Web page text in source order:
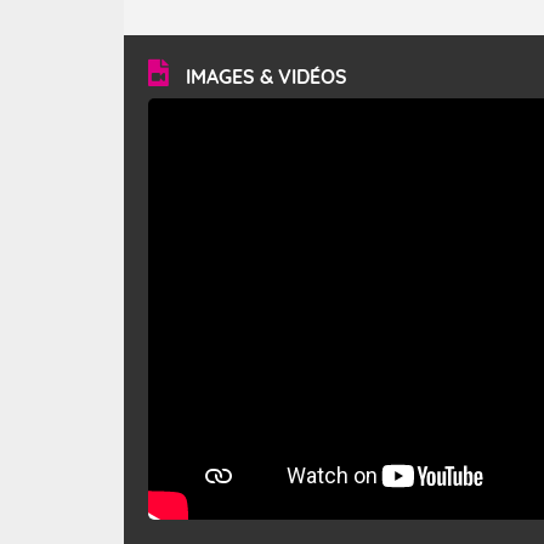
vitesse moyenne de 50 km/h et atteindre 80 à 100 km/h
en rafales, parfois davantage. Il parcourt la basse vallée
du Rhône et la Provence et envahit le littoral
méditerranéen à partir de la Camargue.
IMAGES & VIDÉOS